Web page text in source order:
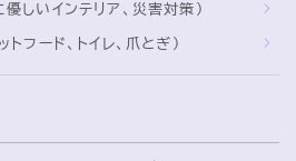
Follow Me
しいインテリア、災害対策）
フード、トイレ、爪とぎ）